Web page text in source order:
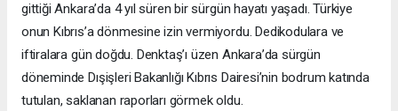
gittiği Ankara’da 4 yıl süren bir sürgün hayatı yaşadı. Türkiye
onun Kıbrıs’a dönmesine izin vermiyordu. Dedikodulara ve
iftiralara gün doğdu. Denktaş’ı üzen Ankara’da sürgün
döneminde Dışişleri Bakanlığı Kıbrıs Dairesi’nin bodrum katında
tutulan, saklanan raporları görmek oldu.